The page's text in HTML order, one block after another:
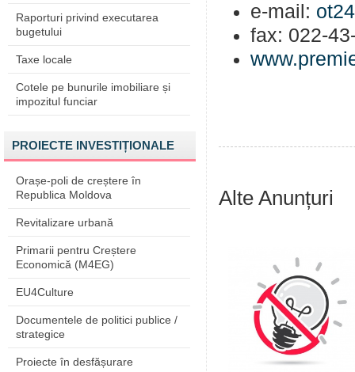
Raporturi privind executarea
bugetului
Taxe locale
Cotele pe bunurile imobiliare și
impozitul funciar
PROIECTE INVESTIȚIONALE
Orașe-poli de creștere în
Republica Moldova
Revitalizare urbană
Primarii pentru Creștere
Economică (M4EG)
EU4Culture
Documentele de politici publice /
strategice
Proiecte în desfășurare
e-mail:
fax: 022-
Alte Anunțuri